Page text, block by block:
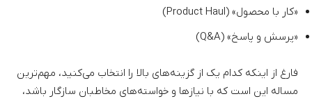
«کار با محصول» (Product Haul)
«پرسش و پاسخ» (Q&A)
فارغ از اینکه کدام یک از گزینه‌های بالا را انتخاب می‌کنید، مهم‌ترین
مساله این است که با نیازها و خواسته‌های مخاطبان سازگار باشد،